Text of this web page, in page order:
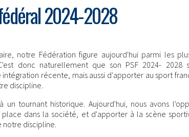
2024-2028
notre Fédération figure aujourd'hui parmi les
donc naturellement que son PSF 2024- 2028
récente, mais aussi d'apporter au sport
discipline.
tournant historique. Aujourd'hui, nous avons
dans la société, et d'apporter à la scène
discipline.